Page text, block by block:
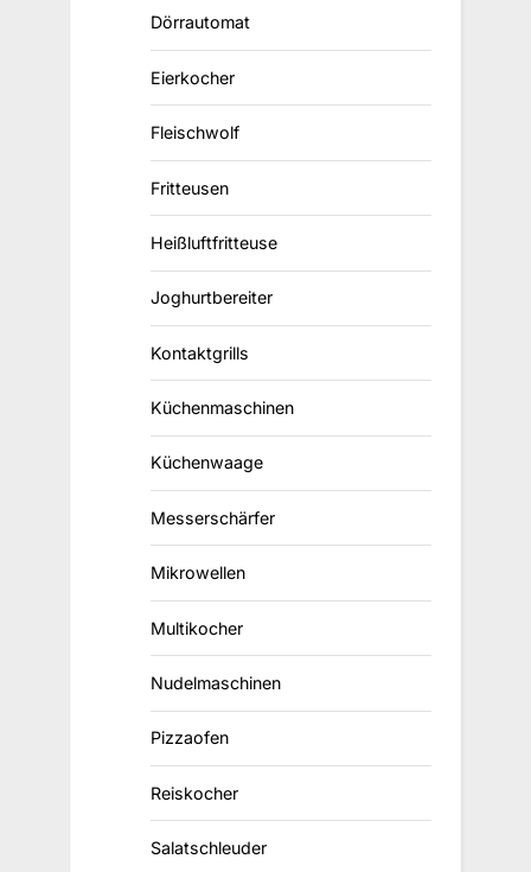
Dörrautomat
Eierkocher
Fleischwolf
Fritteusen
Heißluftfritteuse
Joghurtbereiter
Kontaktgrills
Küchenmaschinen
Küchenwaage
Messerschärfer
Mikrowellen
Multikocher
Nudelmaschinen
Pizzaofen
Reiskocher
Salatschleuder